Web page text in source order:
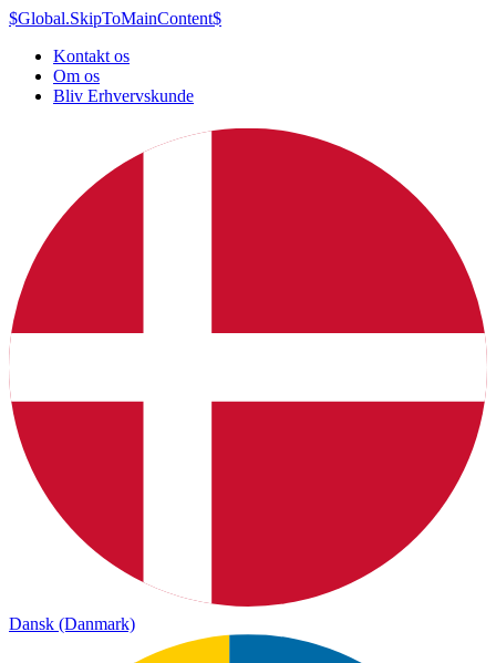
$Global.SkipToMainContent$
Kontakt os
Om os
Bliv Erhvervskunde
Dansk (Danmark)